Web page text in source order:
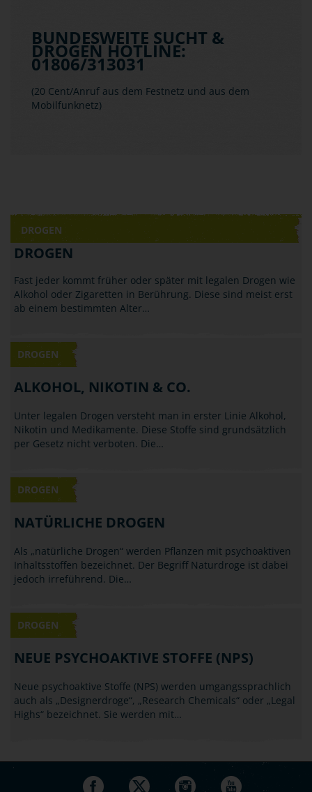
BUNDESWEITE SUCHT &
DROGEN HOTLINE:
01806/313031
(20 Cent/Anruf aus dem Festnetz und aus dem
Mobilfunknetz)
DROGEN
DROGEN
Fast jeder kommt früher oder später mit legalen Drogen wie
Alkohol oder Zigaretten in Berührung. Diese sind meist erst
ab einem bestimmten Alter…
DROGEN
ALKOHOL, NIKOTIN & CO.
Unter legalen Drogen versteht man in erster Linie Alkohol,
Nikotin und Medikamente. Diese Stoffe sind grundsätzlich
per Gesetz nicht verboten. Die…
DROGEN
NATÜRLICHE DROGEN
Als „natürliche Drogen“ werden Pflanzen mit psychoaktiven
Inhaltsstoffen bezeichnet. Der Begriff Naturdroge ist dabei
jedoch irreführend. Die…
DROGEN
NEUE PSYCHOAKTIVE STOFFE (NPS)
Neue psychoaktive Stoffe (NPS) werden umgangssprachlich
auch als „Designerdroge“, „Research Chemicals“ oder „Legal
Highs“ bezeichnet. Sie werden mit…